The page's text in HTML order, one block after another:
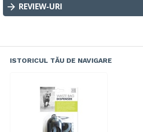
REVIEW-URI
ISTORICUL TĂU DE NAVIGARE